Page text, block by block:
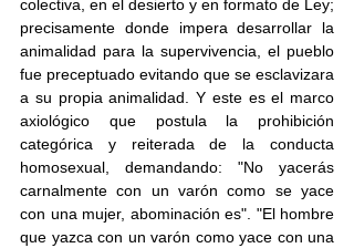
colectiva, en el desierto y en formato de Ley;
precisamente donde impera desarrollar la
animalidad para la supervivencia, el pueblo
fue preceptuado evitando que se esclavizara
a su propia animalidad. Y este es el marco
axiológico que postula la prohibición
categórica y reiterada de la conducta
homosexual, demandando: "No yacerás
carnalmente con un varón como se yace
con una mujer, abominación es". "El hombre
que yazca con un varón como yace con una